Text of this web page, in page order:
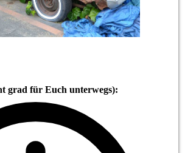
grad für Euch unterwegs):